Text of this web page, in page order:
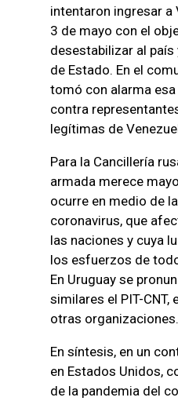
intentaron ingresar a
3 de mayo con el
desestabilizar al
de Estado. En el
tomó con alarma
contra
legítimas de
Para la Cancillería
armada merece
ocurre en medio de
coronavirus, que
las naciones y cuya
los esfuerzos de
En Uruguay se
similares el PIT-CNT,
otras organizaciones.
En síntesis, en un
en Estados Unidos,
de la pandemia del